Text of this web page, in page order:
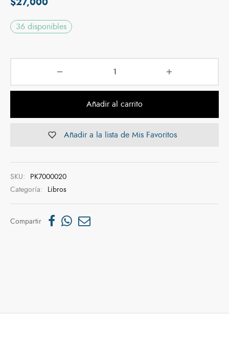
36 disponibles
Añadir al carrito
Añadir a la lista de Mis Favoritos
SKU: PK7000020
Categoría: Libros
Compartir